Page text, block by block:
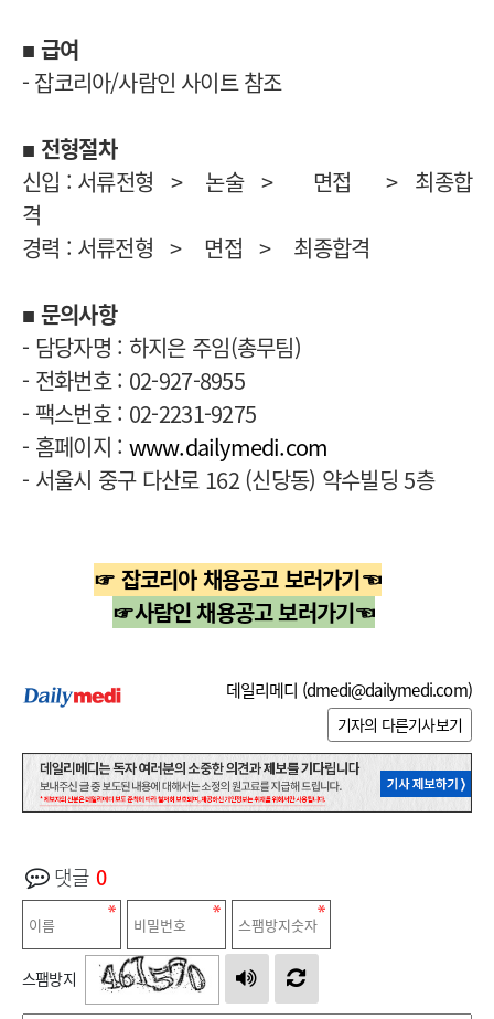
■ 급여
- 잡코리아/사람인 사이트 참조
■ 전형절차
신입 : 서류전형 > 논술 > 면접 > 최종합
격
경력 : 서류전형 > 면접 > 최종합격
■ 문의사항
- 담당자명 : 하지은 주임(총무팀)
- 전화번호 : 02-927-8955
- 팩스번호 : 02-2231-9275
- 홈페이지 : www.dailymedi.com
- 서울시 중구 다산로 162 (신당동) 약수빌딩 5층
☞ 잡코리아 채용공고 보러가기☜
☞사람인 채용공고 보러가기☜
데일리메디 (dmedi@dailymedi.com)
기자의 다른기사보기
댓글 0
스팸방지